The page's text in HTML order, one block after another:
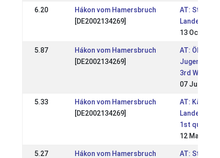
6.20
Hákon vom Hamersbruch
[DE2002134269]
AT:
13 Oct 2013
5.87
Hákon vom Hamersbruch
[DE2002134269]
AT: ÖM und
3rd WM
07 Jul 2013
5.33
Hákon vom Hamersbruch
[DE2002134269]
AT:
1st
12 May 2013
5.27
Hákon vom Hamersbruch
AT: